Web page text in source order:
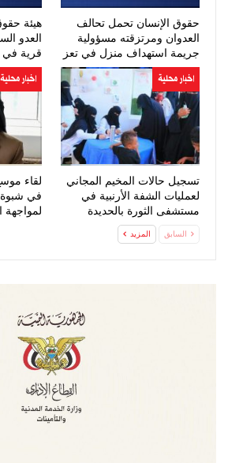
حقوق الإنسان تحمل تحالف
العدوان ومرتزقته مسؤولية
جريمة استهداف منزل في تعز
هيئة
العدو
قرية
اخبار محلية
تسجيل حالات المخيم المجاني
لعمليات الشفة الأرنبية في
مستشفى الثورة بالحديدة
اخبار محلية
لقاء
في شبوة
لمواجهة
السابق المزيد